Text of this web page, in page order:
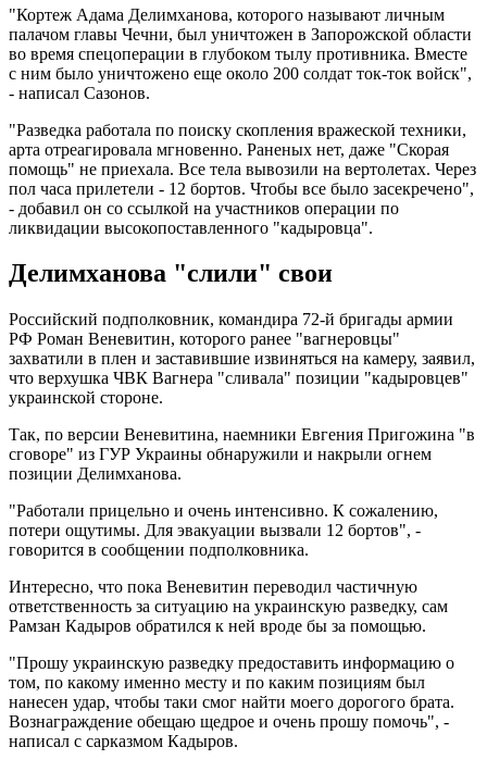
"Кортеж Адама Делимханова, которого называют личным
палачом главы Чечни, был уничтожен в Запорожской области
во время спецоперации в глубоком тылу противника. Вместе
с ним было уничтожено еще около 200 солдат ток-ток войск",
- написал Сазонов.
"Разведка работала по поиску скопления вражеской техники,
арта отреагировала мгновенно. Раненых нет, даже "Скорая
помощь" не приехала. Все тела вывозили на вертолетах. Через
пол часа прилетели - 12 бортов. Чтобы все было засекречено",
- добавил он со ссылкой на участников операции по
ликвидации высокопоставленного "кадыровца".
Делимханова "слили" свои
Российский подполковник, командира 72-й бригады армии
РФ Роман Веневитин, которого ранее "вагнеровцы"
захватили в плен и заставившие извиняться на камеру, заявил,
что верхушка ЧВК Вагнера "сливала" позиции "кадыровцев"
украинской стороне.
Так, по версии Веневитина, наемники Евгения Пригожина "в
сговоре" из ГУР Украины обнаружили и накрыли огнем
позиции Делимханова.
"Работали прицельно и очень интенсивно. К сожалению,
потери ощутимы. Для эвакуации вызвали 12 бортов", -
говорится в сообщении подполковника.
Интересно, что пока Веневитин переводил частичную
ответственность за ситуацию на украинскую разведку, сам
Рамзан Кадыров обратился к ней вроде бы за помощью.
"Прошу украинскую разведку предоставить информацию о
том, по какому именно месту и по каким позициям был
нанесен удар, чтобы таки смог найти моего дорогого брата.
Вознаграждение обещаю щедрое и очень прошу помочь", -
написал с сарказмом Кадыров.